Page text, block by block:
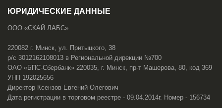
ЮРИДИЧЕСКИЕ ДАННЫЕ
ООО «СКАЙ ЛАБС»
220082 г. Минск, ул. Притыцкого, 38
р/с 3012162108013 в Региональной дирекции №700
ОАО «БПС-Сбербанк» 220035, г. Минск, пр-т Машерова, 80, код 369
УНП 192025656
Директор Ксензов Евгений Олегович
Дата регистрации в торговом реестре - 09.04.2014г. Номер - 156734